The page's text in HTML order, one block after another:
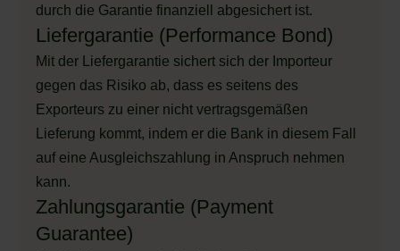
durch die Garantie finanziell abgesichert ist.
Liefergarantie (Performance Bond)
Mit der Liefergarantie sichert sich der Importeur
gegen das Risiko ab, dass es seitens des
Exporteurs zu einer nicht vertragsgemäßen
Lieferung kommt, indem er die Bank in diesem Fall
auf eine Ausgleichszahlung in Anspruch nehmen
kann.
Zahlungsgarantie (Payment
Guarantee)